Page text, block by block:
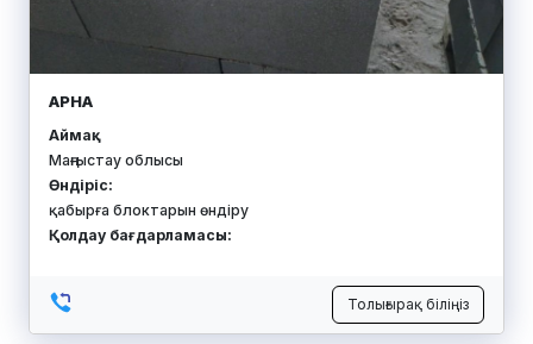
АРНА
Аймақ:
Маңғыстау облысы
Өндіріс:
қабырға блоктарын өндіру
Қолдау бағдарламасы:
Толығырақ біліңіз